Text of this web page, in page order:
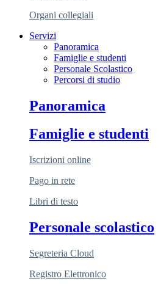
Organi collegiali
Servizi
Panoramica
Famiglie e studenti
Personale Scolastico
Percorsi di studio
Panoramica
Famiglie e studenti
Iscrizioni online
Pago in rete
Libri di testo
Personale scolastico
Segreteria Cloud
Registro Elettronico